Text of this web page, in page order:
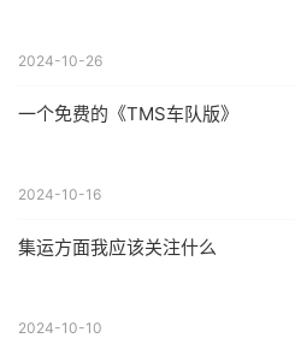
2024-10-26
一个免费的《TMS车队版》
2024-10-16
集运方面我应该关注什么
2024-10-10